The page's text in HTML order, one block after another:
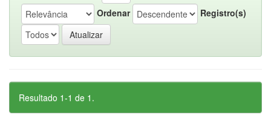
Ordenar
Registro(s)
Resultado 1-1 de 1.